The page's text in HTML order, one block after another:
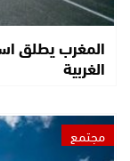
المغرب يطلق
الغربية
مجتمع